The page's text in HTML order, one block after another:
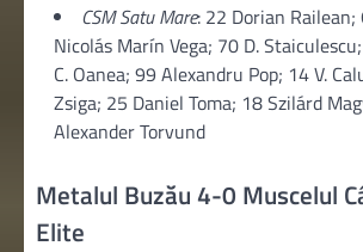
CSM Satu Mare: 22 Dorian
Nicolás Marín Vega; 70 D.
C. Oanea; 99 Alexandru Pop; 14 V.
Zsiga; 25 Daniel Toma; 18 Szilárd
Alexander Torvund
Metalul Buzău 4-0 Muscelul
Elite